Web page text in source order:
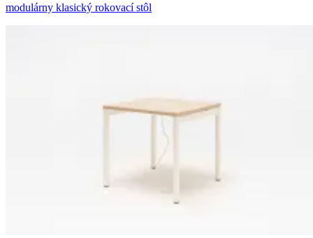
modulárny klasický rokovací stôl